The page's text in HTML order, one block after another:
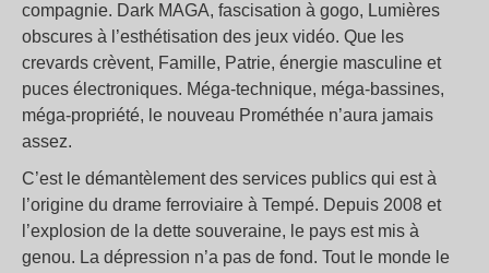
compagnie. Dark MAGA, fascisation à gogo, Lumières
obscures à l’esthétisation des jeux vidéo. Que les
crevards crèvent, Famille, Patrie, énergie masculine et
puces électroniques. Méga-technique, méga-bassines,
méga-propriété, le nouveau Prométhée n’aura jamais
assez.
C’est le démantèlement des services publics qui est à
l’origine du drame ferroviaire à Tempé. Depuis 2008 et
l’explosion de la dette souveraine, le pays est mis à
genou. La dépression n’a pas de fond. Tout le monde le